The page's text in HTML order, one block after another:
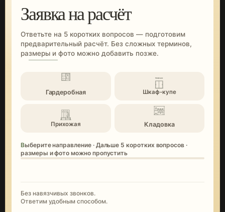
Заявка на расчёт
Ответьте на 5 коротких вопросов — подготовим
предварительный расчёт. Без сложных терминов,
размеры и фото можно добавить позже.
Гардеробная Шкаф-купе
Прихожая Кладовка
Выберите направление · Дальше 5 коротких вопросов ·
размеры и фото можно пропустить
Без навязчивых звонков.
Ответим удобным способом.